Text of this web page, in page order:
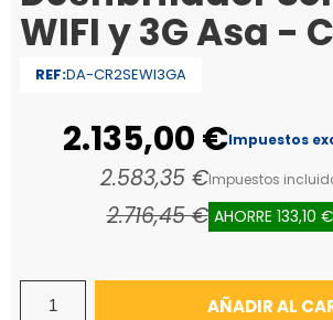
WIFI y 3G Asa -
REF:DA-CR2SEWI3GA
2.135,00 €Impuestos
2.583,35 €Impuestos
2.716,45 € AHORRE 133,10 €
AÑADIR AL